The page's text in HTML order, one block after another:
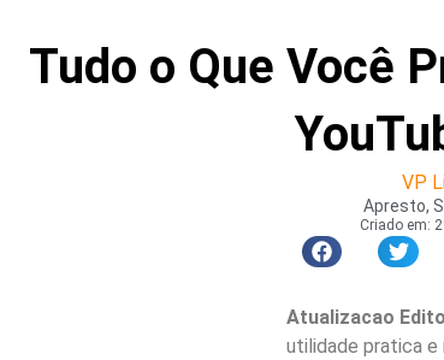
Tudo o Que Você
VP
Apresto,
Criado em:
Atualizacao
utilidade pratica e